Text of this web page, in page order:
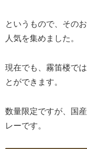
というもので、その
人気を集めました。
現在でも、霧笛楼では
とができます。
数量限定ですが、国
レーです。